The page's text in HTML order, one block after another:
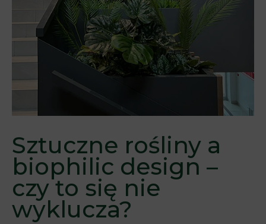
Sztuczne rośliny a
biophilic design –
czy to się nie
wyklucza?